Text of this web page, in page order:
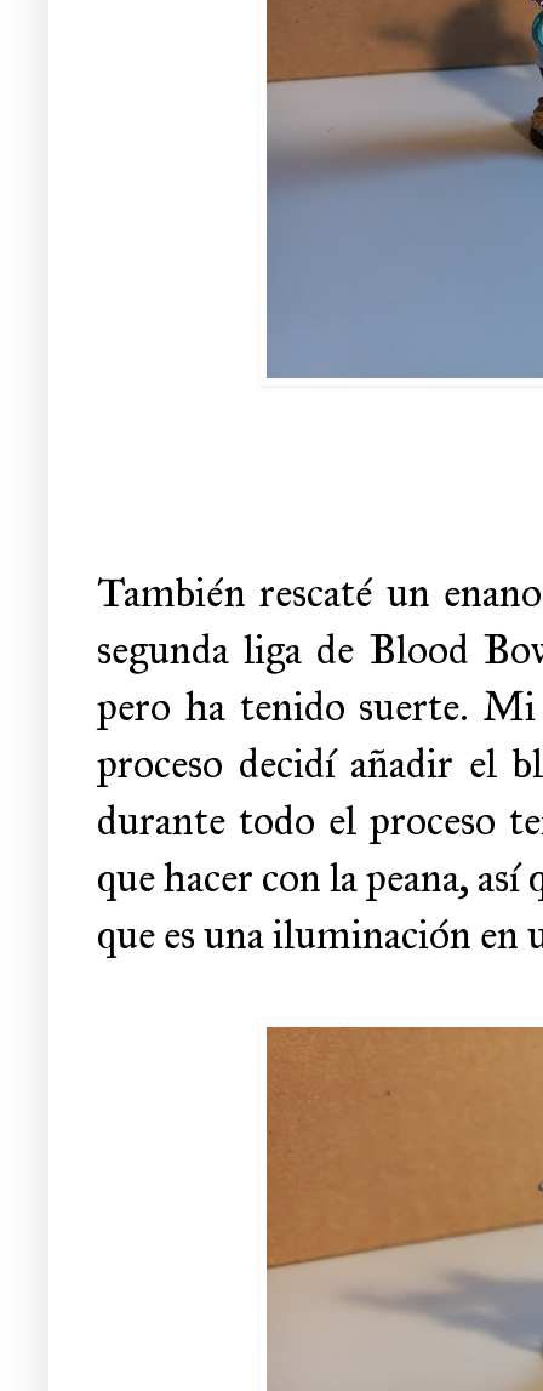
También rescaté un
segunda liga de Blood
pero ha tenido suerte.
proceso decidí añadir el
durante todo el proceso
que hacer con la peana,
que es una iluminación en